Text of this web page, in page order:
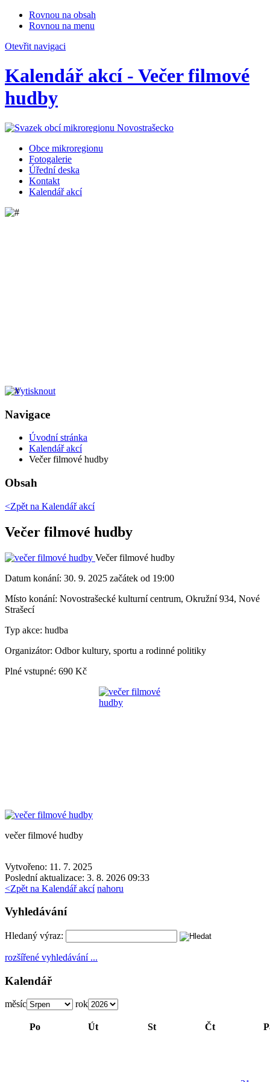
Rovnou na obsah
Rovnou na menu
Otevřit navigaci
Kalendář akcí - Večer filmové
hudby
Obce mikroregionu
Fotogalerie
Úřední deska
Kontakt
Kalendář akcí
Navigace
Úvodní stránka
Kalendář akcí
Večer filmové hudby
Obsah
<Zpět na Kalendář akcí
Večer filmové hudby
Večer filmové hudby
Datum konání: 30. 9. 2025 začátek od 19:00
Místo konání: Novostrašecké kulturní centrum, Okružní 934, Nové
Strašecí
Typ akce: hudba
Organizátor: Odbor kultury, sportu a rodinné politiky
Plné vstupné: 690 Kč
večer filmové hudby
Vytvořeno: 11. 7. 2025
Poslední aktualizace: 3. 8. 2026 09:33
<Zpět na Kalendář akcí nahoru
Vyhledávání
Hledaný výraz:
rozšířené vyhledávání ...
Kalendář
měsíc rok
Po Út St Čt